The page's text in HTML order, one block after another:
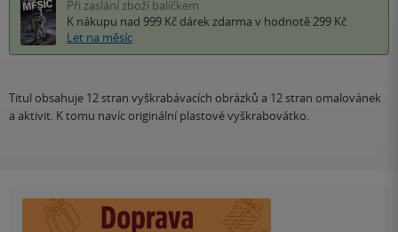
Při zaslání zboží balíčkem
K nákupu nad 999 Kč dárek zdarma v hodnotě 299 Kč
Let na měsíc
Titul obsahuje 12 stran vyškrabávacích obrázků a 12 stran omalovánek
a aktivit. K tomu navíc originální plastové vyškrabovátko.